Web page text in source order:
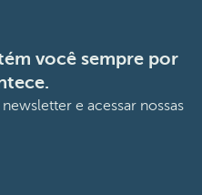
você sempre por
e acessar nossas